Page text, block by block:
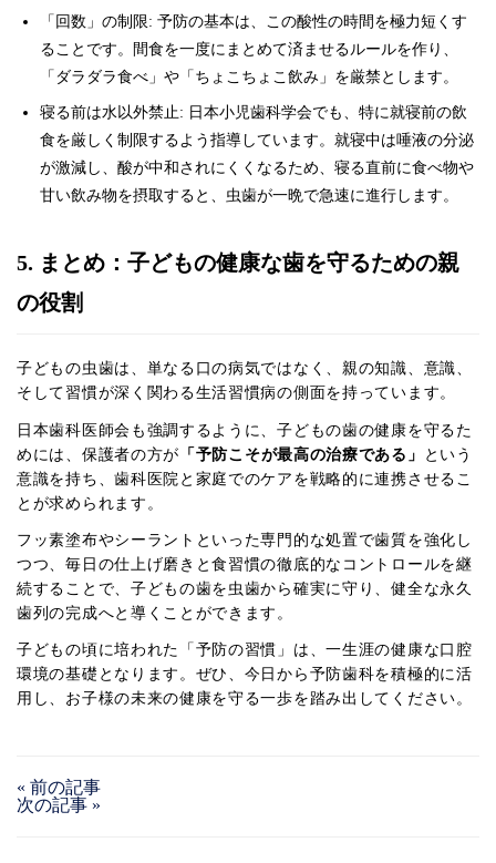
「回数」の制限: 予防の基本は、この酸性の時間を極力短くす
ることです。間食を一度にまとめて済ませるルールを作り、
「ダラダラ食べ」や「ちょこちょこ飲み」を厳禁とします。
寝る前は水以外禁止: 日本小児歯科学会でも、特に就寝前の飲
食を厳しく制限するよう指導しています。就寝中は唾液の分泌
が激減し、酸が中和されにくくなるため、寝る直前に食べ物や
甘い飲み物を摂取すると、虫歯が一晩で急速に進行します。
5. まとめ：子どもの健康な歯を守るための親
の役割
子どもの虫歯は、単なる口の病気ではなく、親の知識、意識、
そして習慣が深く関わる生活習慣病の側面を持っています。
日本歯科医師会も強調するように、子どもの歯の健康を守るた
めには、保護者の方が 「予防こそが最高の治療である」
という
意識を持ち、歯科医院と家庭でのケアを戦略的に連携させるこ
とが求められます。
フッ素塗布やシーラントといった専門的な処置で歯質を強化し
つつ、毎日の仕上げ磨きと食習慣の徹底的なコントロールを継
続することで、子どもの歯を虫歯から確実に守り、健全な永久
歯列の完成へと導くことができます。
子どもの頃に培われた「予防の習慣」は、一生涯の健康な口腔
環境の基礎となります。ぜひ、今日から予防歯科を積極的に活
用し、お子様の未来の健康を守る一歩を踏み出してください。
« 前の記事
次の記事 »